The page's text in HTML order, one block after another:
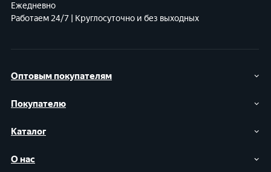
Оптовым покупателям
Покупателю
Каталог
О нас
Ежедневно
Работаем 24/7 | Круглосуточно и без выходных